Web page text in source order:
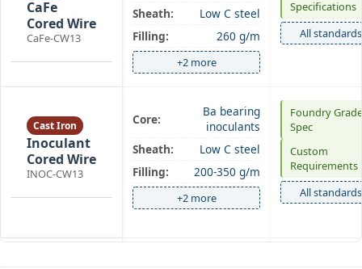
CaFe
Cored Wire
CaFe-CW13
Sheath:
Low C steel
Filling:
260 g/m
+2 more
Specifications
All standards
Cast Iron
Inoculant
Cored Wire
INOC-CW13
Core:
Ba bearing
inoculants
Sheath:
Low C steel
Filling:
200-350 g/m
+2 more
Foundry Grade
Spec
Custom
Requirements
All standards